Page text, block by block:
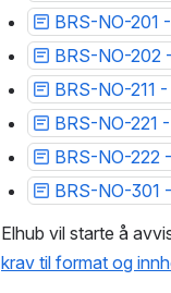
BRS-NO-201
BRS-NO-202
BRS-NO-211
BRS-NO-221
BRS-NO-222
BRS-NO-301
Elhub vil starte å
krav til format og